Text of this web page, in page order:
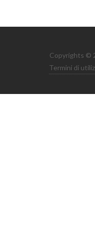
Copyrights ©
Termini di